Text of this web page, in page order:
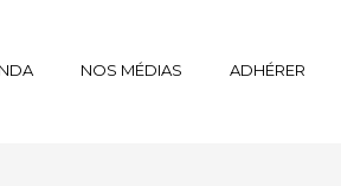
NOS MÉDIAS ADHÉRER